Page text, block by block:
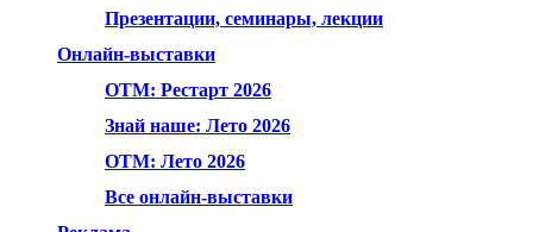
Презентации, семинары, лекции
Онлайн-выставки
OTM: Рестарт 2026
Знай наше: Лето 2026
OTM: Лето 2026
Все онлайн-выставки